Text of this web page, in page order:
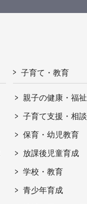
子育て・教育
親子の健康・福祉
子育て支援・相談
保育・幼児教育
放課後児童育成
学校・教育
青少年育成